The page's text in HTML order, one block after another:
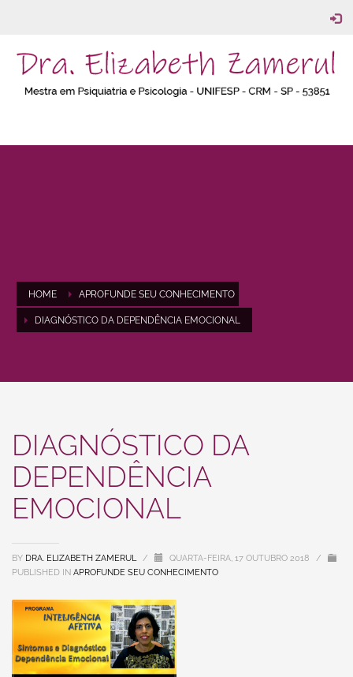
HOME APROFUNDE SEU CONHECIMENTO
DIAGNÓSTICO DA DEPENDÊNCIA EMOCIONAL
DIAGNÓSTICO DA
DEPENDÊNCIA
EMOCIONAL
BY DRA. ELIZABETH ZAMERUL / QUARTA-FEIRA, 17 OUTUBRO 2018
/
PUBLISHED IN APROFUNDE SEU CONHECIMENTO